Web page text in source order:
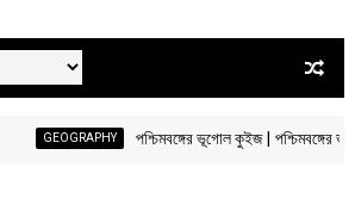
GEOGRAPHY পশ্চিমবঙ্গের ভূগোল কুইজ | পশ্চিমবঙ্গের ভূগোল